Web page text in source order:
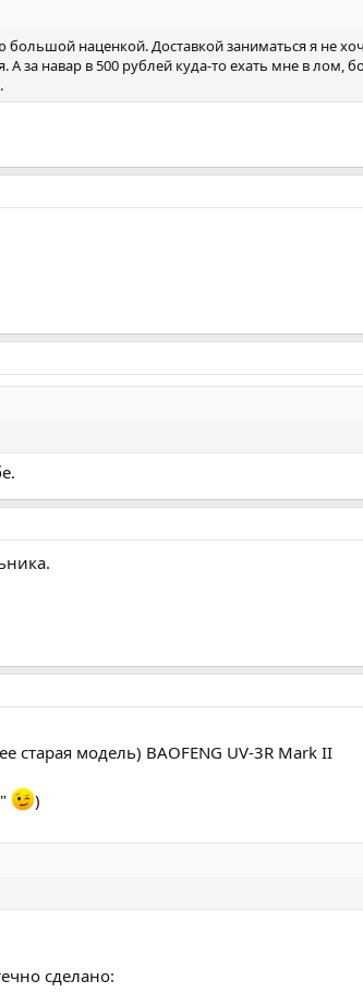
большой наценкой. Доставкой заниматься я не
за навар в 500 рублей куда-то ехать мне в
старая модель) BAOFENG UV-3R Mark II
)
сделано: